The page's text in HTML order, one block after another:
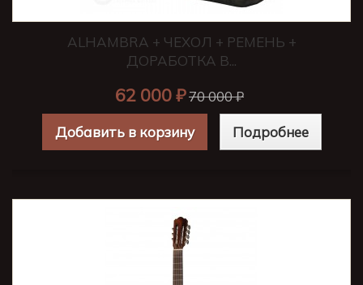
ALHAMBRA + ЧЕХОЛ + РЕМЕНЬ +
ДОРАБОТКА В...
62 000 ₽70 000 ₽
Добавить в корзину Подробнее